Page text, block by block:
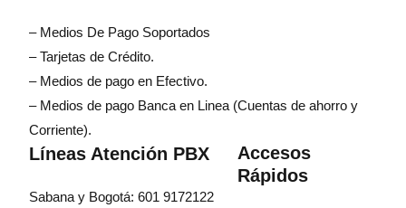
– Medios De Pago Soportados
– Tarjetas de Crédito.
– Medios de pago en Efectivo.
– Medios de pago Banca en Linea (Cuentas de ahorro y
Corriente).
Líneas Atención PBX
Sabana y Bogotá: 601 9172122
Accesos
Rápidos